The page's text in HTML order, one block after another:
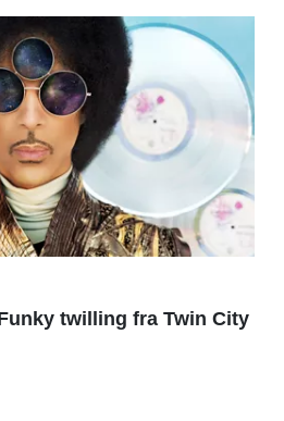
twilling fra Twin City